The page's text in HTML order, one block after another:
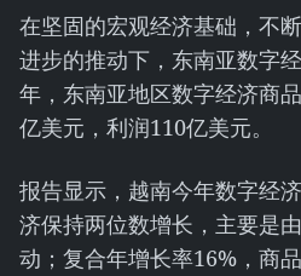
在坚固的宏观经济基础，不
进步的推动下，东南亚数字
年，东南亚地区数字经济商
亿美元，利润110亿美元。
报告显示，越南今年数字经
济保持两位数增长，主要是
动；复合年增长率16%，商